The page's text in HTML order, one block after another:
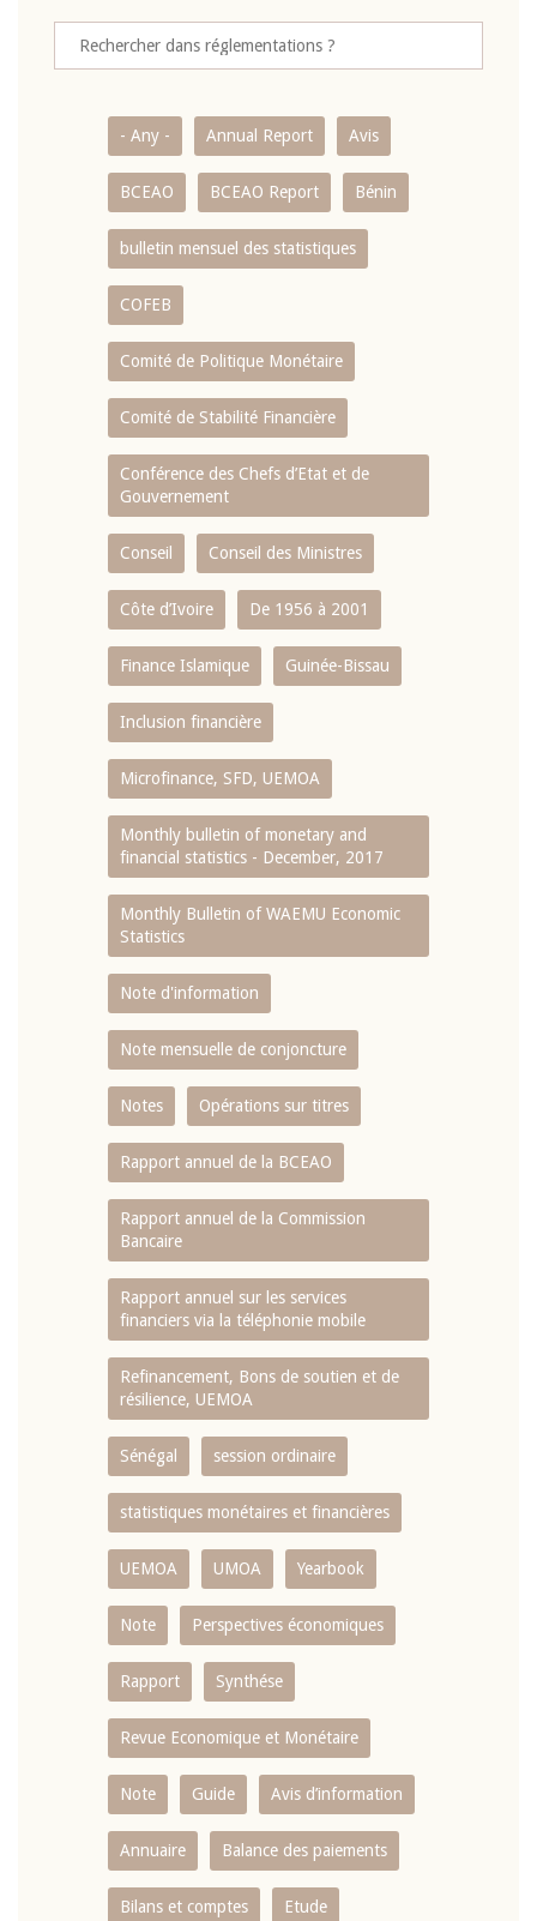
- Any - Annual Report Avis
BCEAO BCEAO Report Bénin
bulletin mensuel des statistiques
COFEB
Comité de Politique Monétaire
Comité de Stabilité Financière
Conférence des Chefs d’Etat et de
Gouvernement
Conseil Conseil des Ministres
Côte d’Ivoire De 1956 à 2001
Finance Islamique Guinée-Bissau
Inclusion financière
Microfinance, SFD, UEMOA
Monthly bulletin of monetary and
financial statistics - December, 2017
Monthly Bulletin of WAEMU Economic
Statistics
Note d'information
Note mensuelle de conjoncture
Notes Opérations sur titres
Rapport annuel de la BCEAO
Rapport annuel de la Commission
Bancaire
Rapport annuel sur les services
financiers via la téléphonie mobile
Refinancement, Bons de soutien et de
résilience, UEMOA
Sénégal session ordinaire
statistiques monétaires et financières
UEMOA UMOA Yearbook
Note Perspectives économiques
Rapport Synthése
Revue Economique et Monétaire
Note Guide Avis d’information
Annuaire Balance des paiements
Bilans et comptes Etude